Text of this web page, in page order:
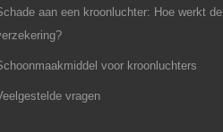
aan een kroonluchter: Hoe werkt de
voor kroonluchters
vragen